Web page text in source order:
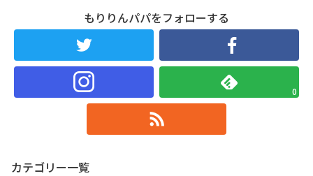
もりりんパパをフォローする
0
カテゴリー一覧